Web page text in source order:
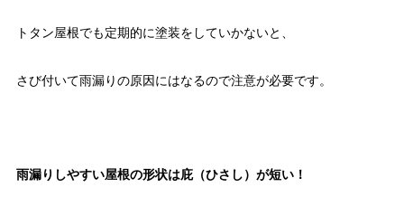
トタン屋根でも定期的に塗装をしていかないと、
さび付いて雨漏りの原因にはなるので注意が必要です。
雨漏りしやすい屋根の形状は庇（ひさし）が短い！